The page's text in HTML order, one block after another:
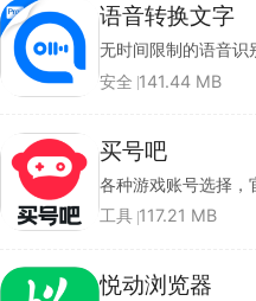
语音转换文字
无时间限制的语音识
安全 141.44 MB
买号吧
各种游戏账号选择，
工具 117.21 MB
悦动浏览器